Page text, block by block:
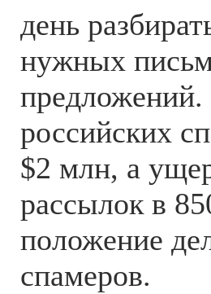
день
нужных
предложений.
российских
$2 млн, а
рассылок в
положение
спамеров.